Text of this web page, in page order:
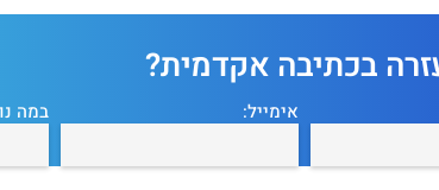
בכתיבה אקדמית?
אימייל: במה